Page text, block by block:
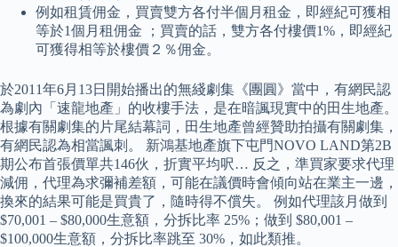
例如租賃佣金，買賣雙方各付半個月租金，即經紀可獲相
等於1個月租佣金 ；買賣的話，雙方各付樓價1%，即經紀
可獲得相等於樓價２％佣金。
於2011年6月13日開始播出的無綫劇集《團圓》當中，有網民認
為劇內「速龍地產」的收樓手法，是在暗諷現實中的田生地產。
根據有關劇集的片尾結幕詞，田生地產曾經贊助拍攝有關劇集，
有網民認為相當諷刺。 新鴻基地產旗下屯門NOVO LAND第2B
期公布首張價單共146伙，折實平均呎… 反之，準買家要求代理
減佣，代理為求彌補差額，可能在議價時會傾向站在業主一邊，
換來的結果可能是買貴了，隨時得不償失。 例如代理該月做到
$70,001 – $80,000生意額，分拆比率 25%；做到 $80,001 –
$100,000生意額，分拆比率跳至 30%，如此類推。